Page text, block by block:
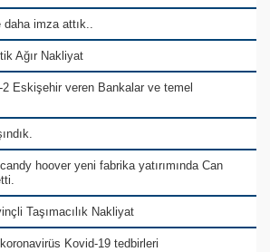
imza attık..
Ağır Nakliyat
Eskişehir veren Bankalar ve temel
hoover yeni fabrika yatırımında Can
Taşımacılık Nakliyat
Kovid-19 tedbirleri